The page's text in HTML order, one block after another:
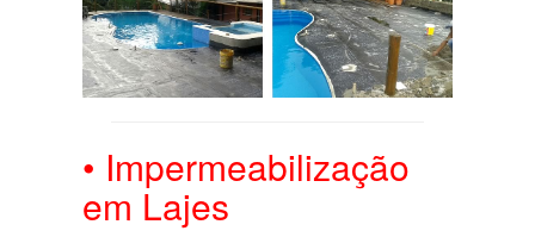
• Impermeabilização
em Lajes